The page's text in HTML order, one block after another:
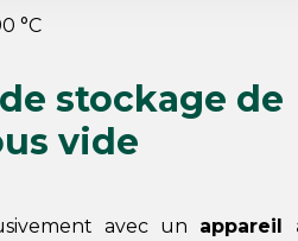
°C
stockage de
vide
avec un appareil